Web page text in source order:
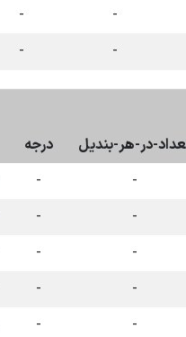
-
-
-
-
در-هر-بندیل درجه
-
-
-
-
-
-
-
-
-
-